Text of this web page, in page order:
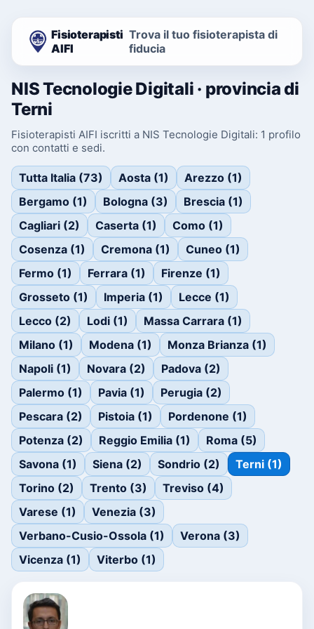
Fisioterapisti
AIFI
Trova il tuo fisioterapista di
fiducia
NIS Tecnologie Digitali · provincia di
Terni
Fisioterapisti AIFI iscritti a NIS Tecnologie Digitali: 1 profilo
con contatti e sedi.
Tutta Italia (73) Aosta (1)
Arezzo (1)
Bergamo (1)
Bologna (3)
Brescia (1)
Cagliari (2)
Caserta (1)
Como (1)
Cosenza (1)
Cremona (1)
Cuneo (1)
Fermo (1)
Ferrara (1)
Firenze (1)
Grosseto (1)
Imperia (1)
Lecce (1)
Lecco (2)
Lodi (1)
Massa Carrara (1)
Milano (1)
Modena (1)
Monza Brianza (1)
Napoli (1)
Novara (2)
Padova (2)
Palermo (1)
Pavia (1)
Perugia (2)
Pescara (2)
Pistoia (1)
Pordenone (1)
Potenza (2)
Reggio Emilia (1)
Roma (5)
Savona (1)
Siena (2) Sondrio (2)
Terni (1)
Torino (2)
Trento (3)
Treviso (4)
Varese (1)
Venezia (3)
Verbano-Cusio-Ossola (1)
Verona (3)
Vicenza (1)
Viterbo (1)